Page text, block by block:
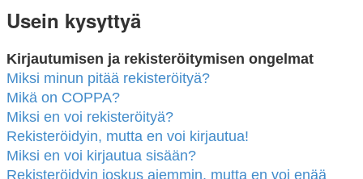
Usein kysyttyä
Kirjautumisen ja rekisteröitymisen ongelmat
Miksi minun pitää rekisteröityä?
Mikä on COPPA?
Miksi en voi rekisteröityä?
Rekisteröidyin, mutta en voi kirjautua!
Miksi en voi kirjautua sisään?
Rekisteröidyin joskus aiemmin, mutta en voi enää